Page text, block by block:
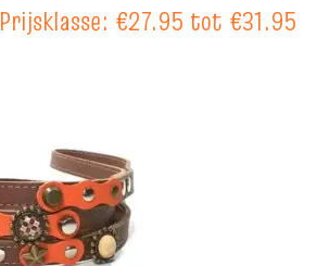
Prijsklasse: €27.95 tot €31.95